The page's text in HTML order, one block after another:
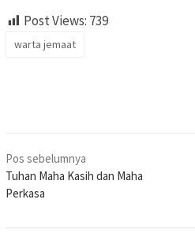
Post Views: 739
warta jemaat
Navigasi
pos
Pos sebelumnya
Tuhan Maha Kasih dan Maha
Perkasa